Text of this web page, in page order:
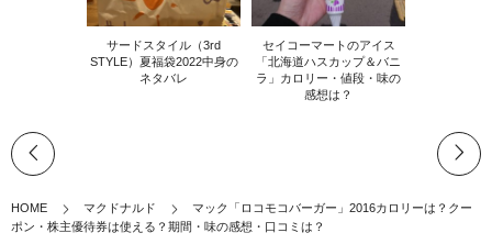
サードスタイル（3rd
STYLE）夏福袋2022中身の
ネタバレ
セイコーマートのアイス
「北海道ハスカップ＆バニ
ラ」カロリー・値段・味の
感想は？
HOME マクドナルド
マック「ロコモコバーガー」2016カロリーは？クー
ポン・株主優待券は使える？期間・味の感想・口コミは？